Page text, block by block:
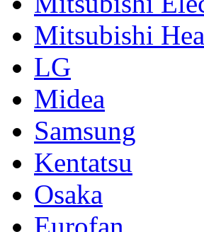
Mitsubishi
LG
Midea
Samsung
Kentatsu
Osaka